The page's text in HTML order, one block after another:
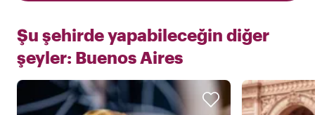
Şu şehirde yapabileceğin diğer
şeyler: Buenos Aires